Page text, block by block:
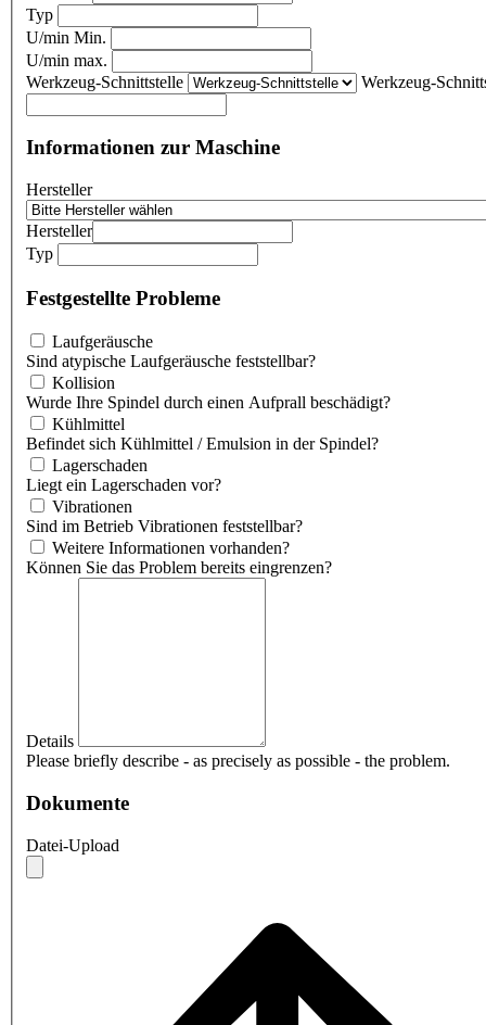
Typ
U/min Min.
U/min max.
Werkzeug-Schnittstelle
Werkzeug-
Informationen zur Maschine
Hersteller
Hersteller
Typ
Festgestellte Probleme
Laufgeräusche
Sind atypische Laufgeräusche feststellbar?
Kollision
Wurde Ihre Spindel durch einen Aufprall beschädigt?
Kühlmittel
Befindet sich Kühlmittel / Emulsion in der Spindel?
Lagerschaden
Liegt ein Lagerschaden vor?
Vibrationen
Sind im Betrieb Vibrationen feststellbar?
Weitere Informationen vorhanden?
Können Sie das Problem bereits eingrenzen?
Details
Please briefly describe - as precisely as possible - the problem.
Dokumente
Datei-Upload